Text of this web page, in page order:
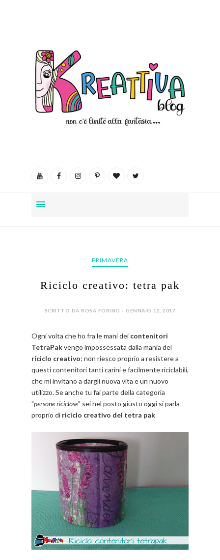
PRIMAVERA
Riciclo creativo: tetra pak
SCRITTO DA ROSA FORINO - GENNAIO 12, 2017
Ogni volta che ho fra le mani dei contenitori
TetraPakvengo impossessata dalla mania del
riciclo creativo; non riesco proprio a resistere a
questi contenitori tanti carini e facilmente riciclabili,
che mi invitano a dargli nuova vita e un nuovo
utilizzo. Se anche tu fai parte della categoria
"persone riciclose" sei nel posto giusto oggi si parla
proprio di riciclo creativo del tetra pak